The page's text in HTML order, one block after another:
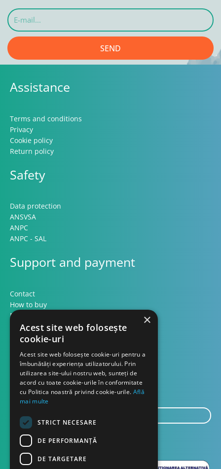
E-
mail...
SEND
Assistance
Terms and conditions
Privacy
Cookie policy
Return policy
Safety
Data protection
ANSVSA
ANPC
ANPC - SAL
Support and payment
Contact
How to buy
Methods of payment
Formular retur
Contact
About us
Blog
mail...
SEND
×
Acest site web folosește
cookie-uri
Acest site web folosește cookie-uri pentru a
îmbunătăți experiența utilizatorului. Prin
utilizarea site-ului nostru web, sunteți de
acord cu toate cookie-urile în conformitate
cu Politica noastră privind cookie-urile. Află
mai multe
STRICT NECESARE
DE PERFORMANȚĂ
DE TARGETARE